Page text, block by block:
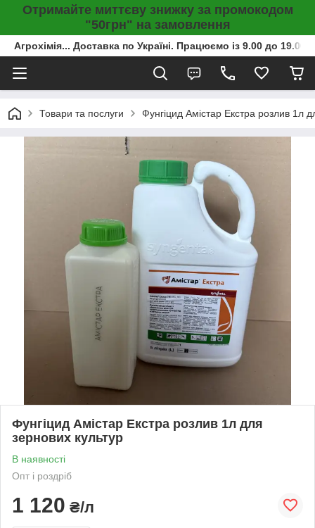
Отримайте миттєву знижку за промокодом
"50грн" на замовлення
Агрохімія... Доставка по Україні. Працюємо із 9.00 до
Товари та послуги Фунгіцид Амістар Екстра розлив 1л
Фунгіцид Амістар Екстра розлив 1л для
зернових культур
В наявності
Опт і роздріб
1 120 ₴/л